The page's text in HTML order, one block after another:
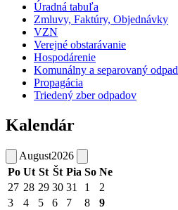
Úradná tabuľa
Zmluvy, Faktúry, Objednávky
VZN
Verejné obstarávanie
Hospodárenie
Komunálny a separovaný odpad
Propagácia
Triedený zber odpadov
Kalendár
August2026
Po Ut St Št Pia So Ne
27 28 29 30 31 1
2
3
4 5 6 7 8
9